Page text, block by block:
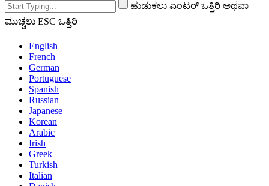
ಹುಡುಕಲು ಎಂಟರ್ ಒತ್ತಿರಿ ಅಥವಾ
ಮುಚ್ಚಲು ESC ಒತ್ತಿರಿ
English
French
German
Portuguese
Spanish
Russian
Japanese
Korean
Arabic
Irish
Greek
Turkish
Italian